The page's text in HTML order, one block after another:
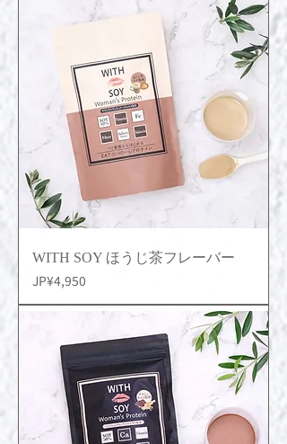
WITH SOY ほうじ茶フレーバー
價格
JP¥4,950